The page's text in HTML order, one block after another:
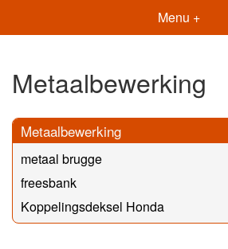
Menu +
Metaalbewerking
Metaalbewerking
metaal brugge
freesbank
Koppelingsdeksel Honda